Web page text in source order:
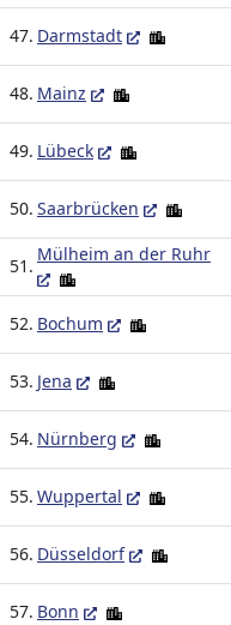
47. Darmstadt
48. Mainz
49. Lübeck
50. Saarbrücken
51.
Mülheim an der Ruhr
52. Bochum
53. Jena
54. Nürnberg
55. Wuppertal
56. Düsseldorf
57. Bonn